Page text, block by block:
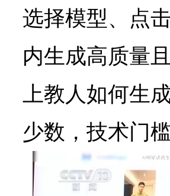
选择模型、点
内生成高质量
上教人如何生
少数，技术门槛